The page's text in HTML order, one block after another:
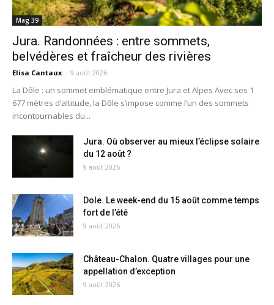
Mag 39
Jura. Randonnées : entre sommets,
belvédères et fraîcheur des rivières
Elisa Cantaux - 9 août 2026
La Dôle : un sommet emblématique entre Jura et Alpes Avec ses 1
677 mètres d’altitude, la Dôle s’impose comme l’un des sommets
incontournables du...
Jura. Où observer au mieux l’éclipse solaire
du 12 août ?
9 août 2026
Dole. Le week-end du 15 août comme temps
fort de l’été
9 août 2026
Château-Chalon. Quatre villages pour une
appellation d’exception
9 août 2026